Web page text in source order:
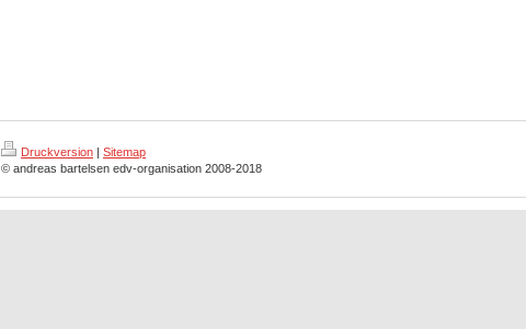
Druckversion | Sitemap
© andreas bartelsen edv-organisation 2008-2018